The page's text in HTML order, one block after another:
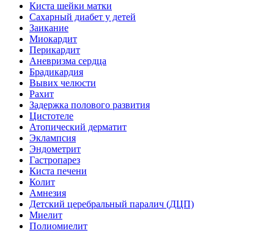
Киста шейки матки
Сахарный диабет у детей
Заикание
Миокардит
Перикардит
Аневризма сердца
Брадикардия
Вывих челюсти
Рахит
Задержка полового развития
Цистотеле
Атопический дерматит
Эклампсия
Эндометрит
Гастропарез
Киста печени
Колит
Амнезия
Детский церебральный паралич (ДЦП)
Миелит
Полиомиелит